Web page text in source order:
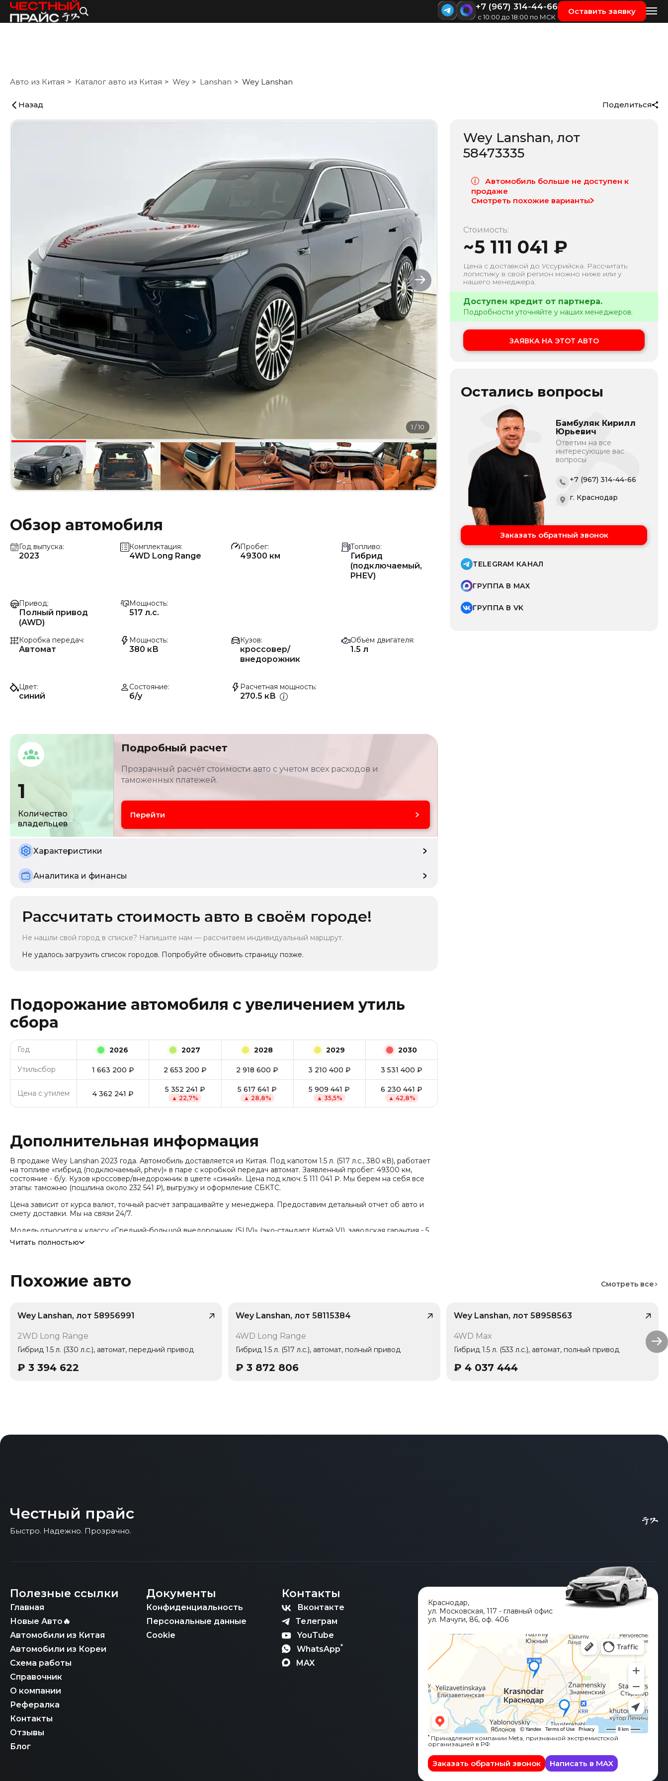
+7 (967) 314-44-66
с 10:00 до 18:00 по МСК
Оставить заявку
Авто из Китая Каталог авто из Китая Wey Lanshan Wey Lanshan
Назад Поделиться
1 /10
Обзор автомобиля
Год выпуска
2023
Комплектация
4WD Long Range
Пробег
49300 км
Топливо
Гибрид
(подключаемый,
PHEV)
Привод
Полный привод
(AWD)
Мощность
517 л.с.
Коробка передач
Автомат
Мощность
380 кВ
Кузов
кроссовер/
внедорожник
Объём двигателя
1.5 л
Цвет
синий
Состояние
б/у
Расчетная мощность
270.5 кВ
1
Количество
владельцев
Подробный расчет
Прозрачный расчёт стоимости авто с учетом всех расходов и
таможенных платежей.
Перейти
Характеристики
Аналитика и финансы
Рассчитать стоимость авто в своём городе!
Не нашли свой город в списке? Напишите нам — рассчитаем индивидуальный маршрут.
Не удалось загрузить список городов. Попробуйте обновить страницу позже.
Подорожание автомобиля с увеличением утиль
сбора
Год 2026 2027 2028 2029 2030
Утильсбор 1 663 200 ₽ 2 653 200 ₽ 2 918 600 ₽ 3 210 400 ₽ 3 531 400 ₽
Цена с утилем 4 362 241 ₽ 5 352 241 ₽
▲ 22,7%
5 617 641 ₽
▲ 28,8%
5 909 441 ₽
▲ 35,5%
6 230 441 ₽
▲ 42,8%
Дополнительная информация
В продаже Wey Lanshan 2023 года. Автомобиль доставляется из Китая. Под капотом 1.5 л. (517 л.с., 380 кВ), работает
на топливе «гибрид (подключаемый, phev)» в паре с коробкой передач автомат. Заявленный пробег: 49300 км,
состояние - б/у. Кузов кроссовер/внедорожник в цвете «синий». Цена под ключ: 5 111 041 ₽. Мы берем на себя все
этапы: таможню (пошлина около 232 541 ₽), выгрузку и оформление СБКТС.
Цена зависит от курса валют, точный расчет запрашивайте у менеджера. Предоставим детальный отчет об авто и
смету доставки. Мы на связи 24/7.
Модель относится к классу «Средний-большой внедорожник (SUV)» (эко-стандарт Китай VI), заводская гарантия - 5
лет или 150 000 км. Привод - Полный привод (AWD). Дополнительно по комплектации известно: Тип энергии:
автоудержания (Auto Hold), Электропривод багажника, Открытие багажника без помощи рук (Hands-free), Подогрев
руля, Проекционный дисплей (HUD), Цифровая приборная панель, Встроенный видеорегистратор, Беспроводная
Читать полностью
Wey Lanshan, лот
58473335
Автомобиль больше не доступен к
продаже
Смотреть похожие варианты
Стоимость:
~5 111 041 ₽
Цена с доставкой до Уссурийска. Рассчитать
логистику в свой регион можно ниже или у
нашего менеджера.
Доступен кредит от партнера.
Подробности уточняйте у наших менеджеров.
ЗАЯВКА НА ЭТОТ АВТО
Остались вопросы
Бамбуляк Кирилл
Юрьевич
Ответим на все
интересующие вас
вопросы
+7 (967) 314-44-66
г. Краснодар
Заказать обратный звонок
TELEGRAM КАНАЛ
ГРУППА В MAX
ГРУППА В VK
Похожие авто Смотреть все
Wey Lanshan, лот 58956991
1 владелец
2WD Long Range
Гибрид 1.5 л. (330 л.с.), автомат, передний привод
₽ 3 394 622
Wey Lanshan, лот 58115384
1 владелец
4WD Long Range
Гибрид 1.5 л. (517 л.с.), автомат, полный привод
₽ 3 872 806
Wey Lanshan, лот 58958563
1 владелец
4WD Max
Гибрид 1.5 л. (533 л.с.), автомат, полный привод
₽ 4 037 444
Честный прайс
Быстро. Надежно. Прозрачно.
Полезные ссылки
Главная
Новые Авто🔥
Автомобили из Китая
Автомобили из Кореи
Схема работы
Справочник
О компании
Рефералка
Контакты
Отзывы
Блог
Документы
Конфиденциальность
Персональные данные
Cookie
Контакты
Вконтакте
Телеграм
YouTube
WhatsApp*
MAX
Краснодар,
ул. Московская, 117 - главный офис
ул. Мачуги, 86, оф. 406
*Принадлежит компании Meta, признанной экстремистской
организацией в РФ
Заказать обратный звонок Написать в MAX